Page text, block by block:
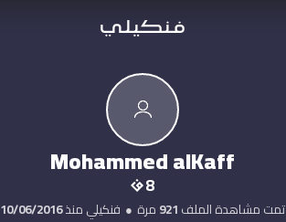
Mohammed alKaff
8
تمت مشاهدة الملف 921 مرة ● فنكيلي منذ10/06/2016